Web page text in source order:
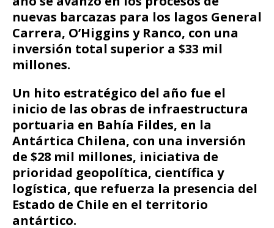
nuevas barcazas para los lagos General
Carrera, O’Higgins y Ranco, con una
inversión total superior a $33 mil
millones.
Un hito estratégico del año fue el
inicio de las obras de infraestructura
portuaria en Bahía Fildes, en la
Antártica Chilena, con una inversión
de $28 mil millones, iniciativa de
prioridad geopolítica, científica y
logística, que refuerza la presencia del
Estado de Chile en el territorio
antártico.